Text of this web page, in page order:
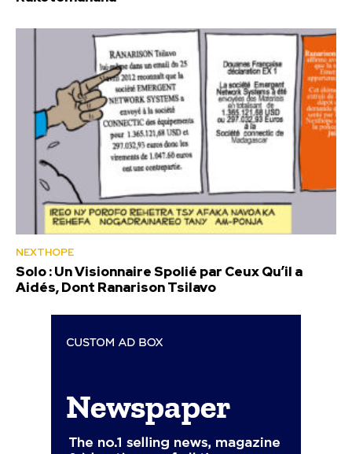
NEXTHOPE
Solo : Un Visionnaire Spolié par Ceux Qu’il a
Aidés, Dont Ranarison Tsilavo